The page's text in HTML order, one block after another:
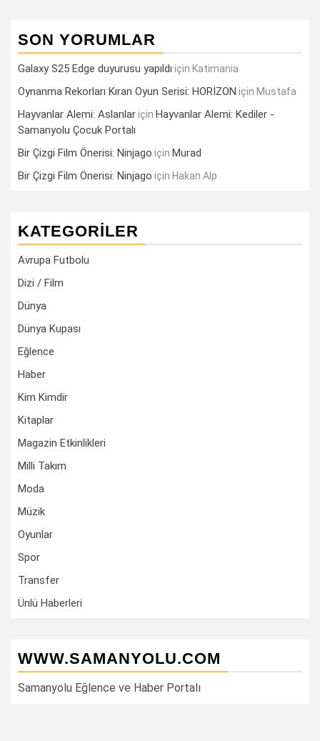
SON YORUMLAR
Galaxy S25 Edge duyurusu yapıldı için Katimania
Oynanma Rekorları Kıran Oyun Serisi: HORİZON için Mustafa
Hayvanlar Alemi: Aslanlariçin Hayvanlar Alemi: Kediler -
Samanyolu Çocuk Portalı
Bir Çizgi Film Önerisi: Ninjago için Murad
Bir Çizgi Film Önerisi: Ninjago için Hakan Alp
KATEGORILER
Avrupa Futbolu
Dizi / Film
Dünya
Dünya Kupası
Eğlence
Haber
Kim Kimdir
Kitaplar
Magazin Etkinlikleri
Milli Takım
Moda
Müzik
Oyunlar
Spor
Transfer
Ünlü Haberleri
WWW.SAMANYOLU.COM
Samanyolu Eğlence ve Haber Portalı